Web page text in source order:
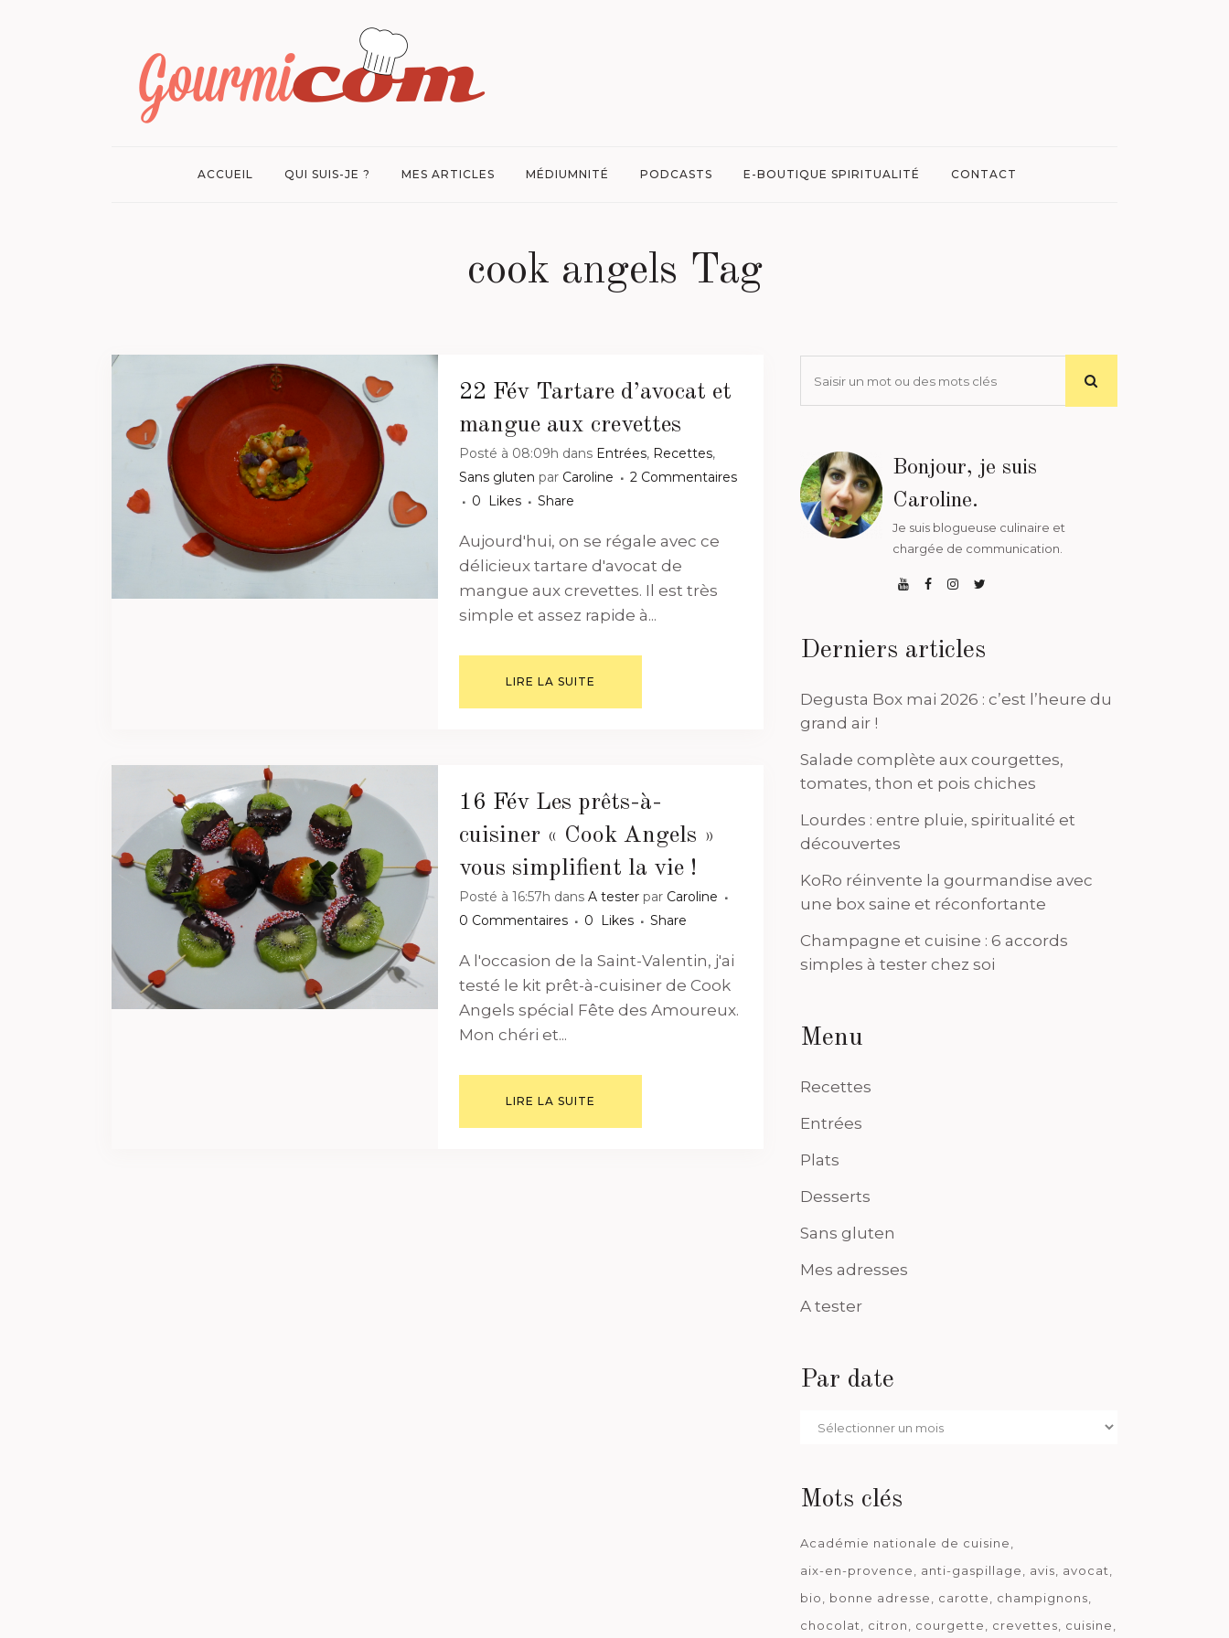
ACCUEIL QUI SUIS-JE ? MES ARTICLES MÉDIUMNITÉ PODCASTS E-BOUTIQUE SPIRITUALITÉ CONTACT
cook angels Tag
22 Fév Tartare d’avocat et
mangue aux crevettes
Posté à 08:09h dans Entrées, Recettes,
Sans gluten par Caroline
2 Commentaires
0
Likes Share
Aujourd'hui, on se régale avec ce
délicieux tartare d'avocat de
mangue aux crevettes. Il est très
simple et assez rapide à...
LIRE LA SUITE
16 Fév Les prêts-à-
cuisiner « Cook Angels »
vous simplifient la vie !
Posté à 16:57h dans A tester par Caroline
0 Commentaires
0 Likes Share
A l'occasion de la Saint-Valentin, j'ai
testé le kit prêt-à-cuisiner de Cook
Angels spécial Fête des Amoureux.
Mon chéri et...
LIRE LA SUITE
Bonjour, je suis
Caroline.
Je suis blogueuse culinaire et
chargée de communication.
Derniers articles
Degusta Box mai 2026 : c’est l’heure du
grand air !
Salade complète aux courgettes,
tomates, thon et pois chiches
Lourdes : entre pluie, spiritualité et
découvertes
KoRo réinvente la gourmandise avec
une box saine et réconfortante
Champagne et cuisine : 6 accords
simples à tester chez soi
Menu
Recettes
Entrées
Plats
Desserts
Sans gluten
Mes adresses
A tester
Par date
Par
Mots clés
Académie nationale de cuisine
aix-en-provence
anti-gaspillage avis
avocat
bio
bonne adresse carotte
champignons
chocolat
citron courgette crevettes
cuisine